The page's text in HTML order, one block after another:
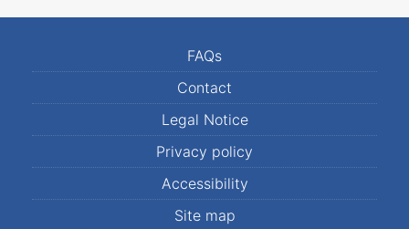
FAQs
Contact
Legal Notice
Privacy policy
Accessibility
Site map